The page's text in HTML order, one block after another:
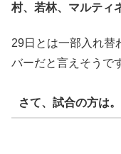
村、若林、マルティ
29日とは一部入れ替
バーだと言えそうで
さて、試合の方は。